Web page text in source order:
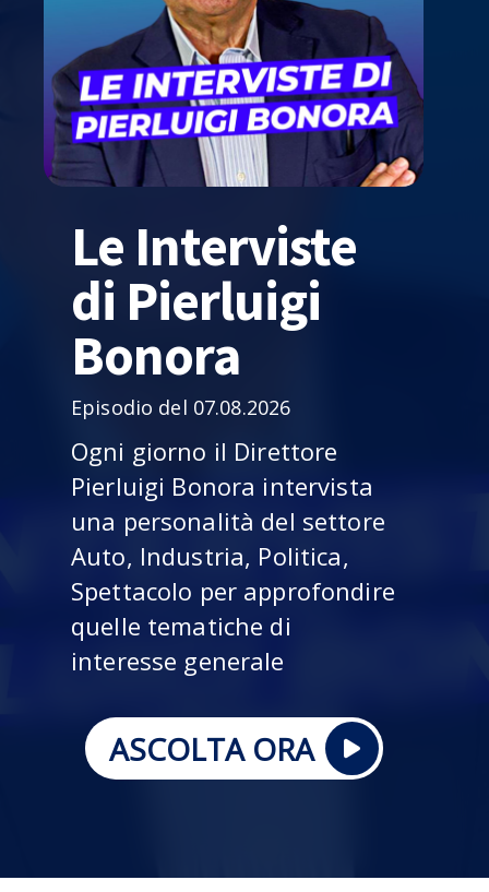
Le Interviste
di Pierluigi
Bonora
Episodio del 07.08.2026
Ogni giorno il Direttore
Pierluigi Bonora intervista
una personalità del settore
Auto, Industria, Politica,
Spettacolo per approfondire
quelle tematiche di
interesse generale
ASCOLTA ORA